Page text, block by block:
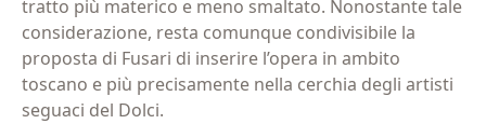
tratto più materico e meno smaltato. Nonostante tale
considerazione, resta comunque condivisibile la
proposta di Fusari di inserire l’opera in ambito
toscano e più precisamente nella cerchia degli artisti
seguaci del Dolci.